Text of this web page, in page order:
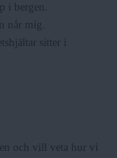
i bergen.
når mig.
sitter i
och vill veta hur vi